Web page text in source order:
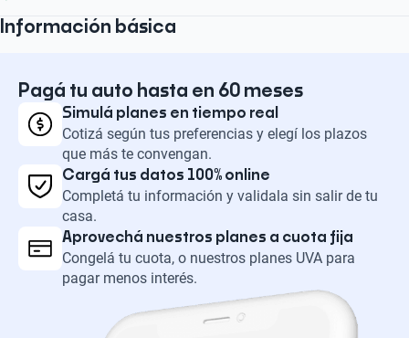
Información básica
Pagá tu auto hasta en 60 meses
Simulá planes en tiempo real
Cotizá según tus preferencias y elegí los plazos
que más te convengan.
Cargá tus datos 100% online
Completá tu información y validala sin salir de tu
casa.
Aprovechá nuestros planes a cuota fija
Congelá tu cuota, o nuestros planes UVA para
pagar menos interés.